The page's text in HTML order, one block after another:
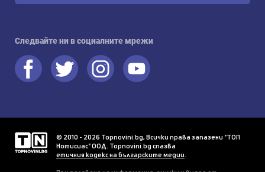
Следвайте ни в социалните мрежи
© 2010 - 2026 Topnovini.bg, Всички права запазени "ТОП
Нотисиас" ООД. Topnovini.bg спазва
етичния кодекс на българските медии.